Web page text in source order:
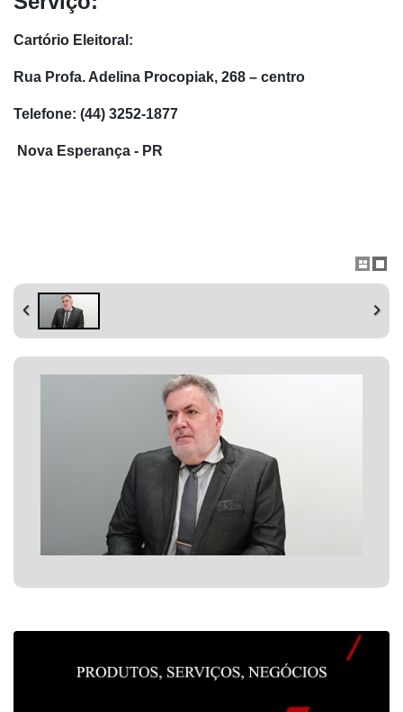
Cartório Eleitoral:
Rua Profa. Adelina Procopiak, 268 – centro
Telefone: (44) 3252-1877
Nova Esperança - PR